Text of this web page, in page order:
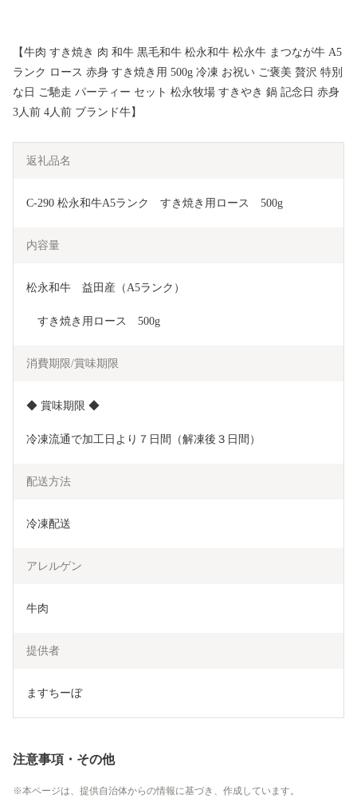
【牛肉 すき焼き 肉 和牛 黒毛和牛 松永和牛 松永牛 まつなが牛 A5
ランク ロース 赤身 すき焼き用 500g 冷凍 お祝い ご褒美 贅沢 特別
な日 ご馳走 パーティー セット 松永牧場 すきやき 鍋 記念日 赤身
3人前 4人前 ブランド牛】
返礼品名
C-290 松永和牛A5ランク　すき焼き用ロース　500g
内容量
松永和牛　益田産（A5ランク）
すき焼き用ロース　500g
消費期限/賞味期限
◆ 賞味期限 ◆
冷凍流通で加工日より７日間（解凍後３日間）
配送方法
冷凍配送
アレルゲン
牛肉
提供者
ますちーぼ
注意事項・その他
本ページは、提供自治体からの情報に基づき、作成しています。